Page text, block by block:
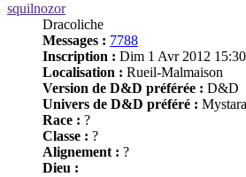
squilnozor
Dracoliche
Messages : 7788
Inscription : Dim 1 Avr 2012 15:30
Localisation : Rueil-Malmaison
Version de D&D préférée : D&D
Univers de D&D préféré : Mystara
Race : ?
Classe : ?
Alignement : ?
Dieu :